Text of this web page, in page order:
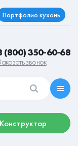
Портфолио кухонь
(800) 350-60-68
звонок
Конструктор